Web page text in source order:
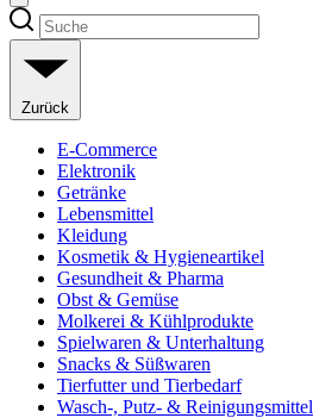
Zurück
E-Commerce
Elektronik
Getränke
Lebensmittel
Kleidung
Kosmetik & Hygieneartikel
Gesundheit & Pharma
Obst & Gemüse
Molkerei & Kühlprodukte
Spielwaren & Unterhaltung
Snacks & Süßwaren
Tierfutter und Tierbedarf
Wasch-, Putz- & Reinigungsmittel